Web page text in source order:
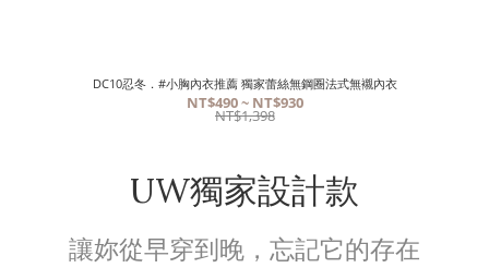
DC10忍冬．#小胸內衣推薦 獨家蕾絲無鋼圈法式無襯內衣
NT$490 ~ NT$930
NT$1,398
UW獨家設計款
讓妳從早穿到晚，忘記它的存在